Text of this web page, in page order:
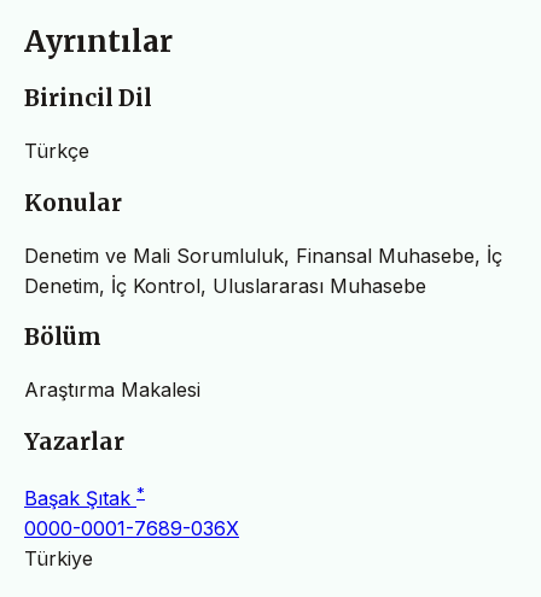
Ayrıntılar
Birincil Dil
Türkçe
Konular
Denetim ve Mali Sorumluluk, Finansal Muhasebe, İç
Denetim, İç Kontrol, Uluslararası Muhasebe
Bölüm
Araştırma Makalesi
Yazarlar
Başak Şıtak *
0000-0001-7689-036X
Türkiye